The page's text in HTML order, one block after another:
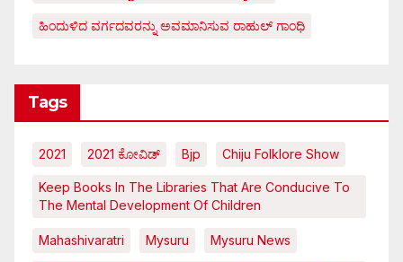
ಹಿಂದುಳಿದ ವರ್ಗದವರನ್ನು ಅವಮಾನಿಸುವ ರಾಹುಲ್ ಗಾಂಧಿ
Tags
2021 2021 ಕೋವಿಡ್‌ Bjp Chiju Folklore Show
Keep Books In The Libraries That Are Conducive To
The Mental Development Of Children
Mahashivaratri Mysuru Mysuru News